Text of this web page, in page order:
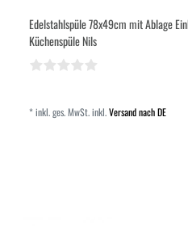
Edelstahlspüle 78x49cm mit Ablage
Küchenspüle Nils
*inkl. ges. MwSt.inkl.Versand nach DE